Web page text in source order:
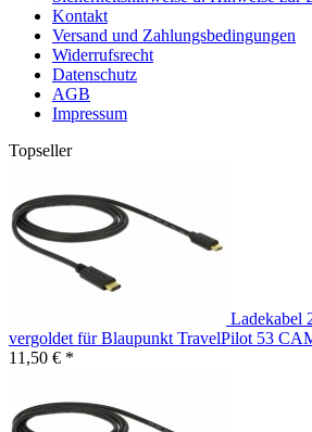
Kontakt
Versand und Zahlungsbedingungen
Widerrufsrecht
Datenschutz
AGB
Impressum
Topseller
Ladekabel
vergoldet für Blaupunkt TravelPilot 53
11,50 € *